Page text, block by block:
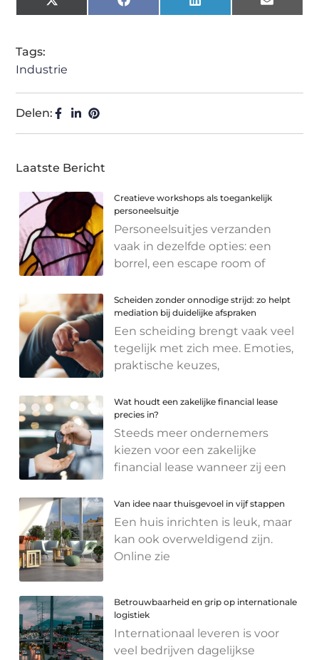
X
(Twitter)
Facebook LinkedIn Email
Tags:
Industrie
Delen:
Laatste Bericht
Creatieve workshops als toegankelijk
personeelsuitje
Personeelsuitjes verzanden
vaak in dezelfde opties: een
borrel, een escape room of
Scheiden zonder onnodige strijd: zo helpt
mediation bij duidelijke afspraken
Een scheiding brengt vaak veel
tegelijk met zich mee. Emoties,
praktische keuzes,
Wat houdt een zakelijke financial lease
precies in?
Steeds meer ondernemers
kiezen voor een zakelijke
financial lease wanneer zij een
Van idee naar thuisgevoel in vijf stappen
Een huis inrichten is leuk, maar
kan ook overweldigend zijn.
Online zie
Betrouwbaarheid en grip op internationale
logistiek
Internationaal leveren is voor
veel bedrijven dagelijkse